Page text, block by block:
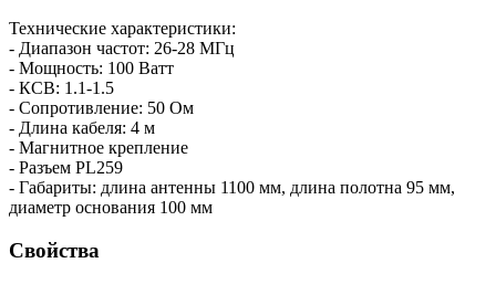
Технические характеристики:
- Диапазон частот: 26-28 МГц
- Мощность: 100 Ватт
- КСВ: 1.1-1.5
- Сопротивление: 50 Ом
- Длина кабеля: 4 м
- Магнитное крепление
- Разъем PL259
- Габариты: длина антенны 1100 мм, длина полотна 95 мм,
диаметр основания 100 мм
Свойства